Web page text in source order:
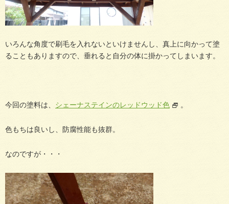
いろんな角度で刷毛を入れないといけませんし、真上に向かって塗
ることもありますので、垂れると自分の体に掛かってしまいます。
今回の塗料は、 シェーナステインのレッドウッド色 。
色もちは良いし、防腐性能も抜群。
なのですが・・・